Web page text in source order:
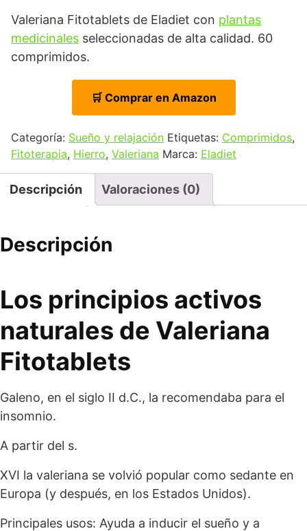
Valeriana Fitotablets de Eladiet con plantas
medicinales seleccionadas de alta calidad. 60
comprimidos.
🛒 Comprar en Amazon
Categoría: Sueño y relajación Etiquetas: Comprimidos,
Fitoterapia, Hierro, Valeriana Marca: Eladiet
Descripción Valoraciones (0)
Descripción
Los principios activos
naturales de Valeriana
Fitotablets
Galeno, en el siglo II d.C., la recomendaba para el
insomnio.
A partir del s.
XVI la valeriana se volvió popular como sedante en
Europa (y después, en los Estados Unidos).
Principales usos: Ayuda a inducir el sueño y a